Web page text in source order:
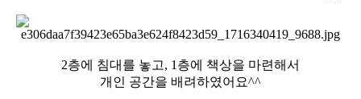
2층에 침대를 놓고, 1층에 책상을 마련해서
개인 공간을 배려하였어요^^